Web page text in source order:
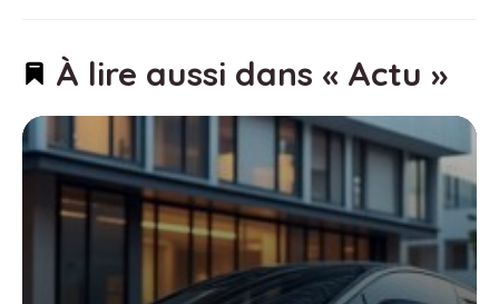
À lire aussi dans « Actu »